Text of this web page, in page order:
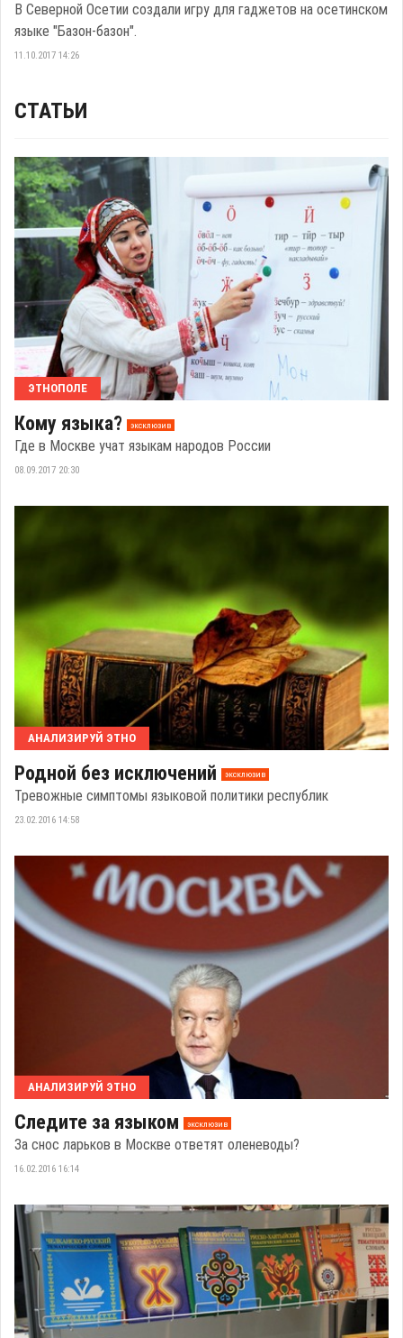
В Северной Осетии создали игру для гаджетов на осетинском
языке "Базон-базон".
11.10.2017 14:26
СТАТЬИ
ЭТНОПОЛЕ
Кому языка? эксклюзив
Где в Москве учат языкам народов России
08.09.2017 20:30
АНАЛИЗИРУЙ ЭТНО
Родной без исключений эксклюзив
Тревожные симптомы языковой политики республик
23.02.2016 14:58
АНАЛИЗИРУЙ ЭТНО
Следите за языком эксклюзив
За снос ларьков в Москве ответят оленеводы?
16.02.2016 16:14